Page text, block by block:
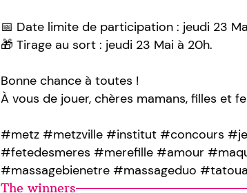
📅 Date limite de participation : jeudi 23
🎁 Tirage au sort : jeudi 23 Mai à 20h.
Bonne chance à toutes !
À vous de jouer, chères mamans, filles et
#metz #metzville #institut #concours
#fetedesmeres #merefille #amour
#massagebienetre #massageduo
The winners